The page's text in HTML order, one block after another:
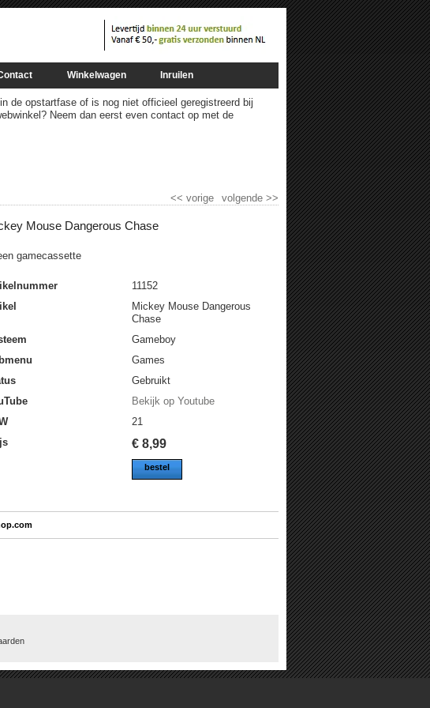
Winkelwagen Inruilen
de opstartfase of is nog niet officieel geregistreerd bij
Neem dan eerst even contact op met de
volgende>>
<< vorige
Mouse Dangerous Chase
gamecassette
11152
Mickey Mouse Dangerous
Chase
Gameboy
Games
Gebruikt
Bekijk op Youtube
21
€8,99
bestel